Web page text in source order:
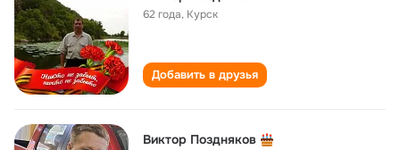
62 года, Курск
Добавить в друзья
Виктор Поздняков